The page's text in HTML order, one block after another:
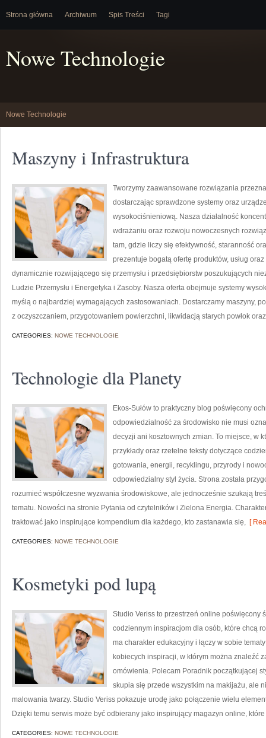
Strona główna Archiwum Spis Treści Tagi
Nowe Technologie
Nowe Technologie
Maszyny i Infrastruktura
Tworzymy zaawansowane rozwiązania
dostarczając sprawdzone systemy oraz
wysokociśnieniową. Nasza działalność
wdrażaniu oraz rozwoju nowoczesnych
tam, gdzie liczy się efektywność, staranność
prezentuje bogatą ofertę produktów, usług
dynamicznie rozwijającego się przemysłu i przedsiębiorstw poszukujących
Ludzie Przemysłu i Energetyka i Zasoby. Nasza oferta obejmuje systemy
myślą o najbardziej wymagających zastosowaniach. Dostarczamy maszyny,
z oczyszczaniem, przygotowaniem powierzchni, likwidacją starych powłok
CATEGORIES: NOWE TECHNOLOGIE
Technologie dla Planety
Ekos-Sułów to praktyczny blog poświęcony
odpowiedzialność za środowisko nie musi
decyzji ani kosztownych zmian. To miejsce, w
przykłady oraz rzetelne teksty dotyczące
gotowania, energii, recyklingu, przyrody i
odpowiedzialny styl życia. Strona została
rozumieć współczesne wyzwania środowiskowe, ale jednocześnie szukają
tematu. Nowości na stronie Pytania od czytelników i Zielona Energia.
traktować jako inspirujące kompendium dla każdego, kto zastanawia się, [
CATEGORIES: NOWE TECHNOLOGIE
Kosmetyki pod lupą
Studio Veriss to przestrzeń online poświęcony
codziennym inspiracjom dla osób, które chcą
ma charakter edukacyjny i łączy w sobie
kobiecych inspiracji, w którym można znaleźć
omówienia. Polecam Poradnik początkującej
skupia się przede wszystkim na makijażu, ale
malowania twarzy. Studio Veriss pokazuje urodę jako połączenie wielu
Dzięki temu serwis może być odbierany jako inspirujący magazyn online,
CATEGORIES: NOWE TECHNOLOGIE